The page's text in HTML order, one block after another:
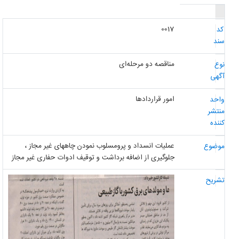
0017
مناقصه دو مرحله‌ای
امور قراردادها
عملیات انسداد و پرومسلوب نمودن چاههای غیر مجاز ،
جلوگیری از اضافه برداشت و توقیف ادوات حفاری غیر مجاز